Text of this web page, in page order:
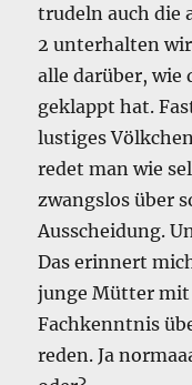
trudeln auch die
2 unterhalten
alle darüber, wie
geklappt hat.
lustiges
redet man wie
zwangslos über
Ausscheidung.
Das erinnert
junge Mütter mit
Fachkenntnis
reden. Ja